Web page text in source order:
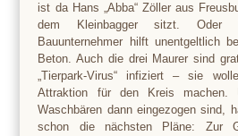
ist da Hans „Abba“ Zöller aus
dem Kleinbagger sitzt. Oder
Bauunternehmer hilft unentgeltlich
Beton. Auch die drei Maurer sind
„Tierpark-Virus“ infiziert – sie
Attraktion für den Kreis machen.
Waschbären dann eingezogen sind,
schon die nächsten Pläne: Zur